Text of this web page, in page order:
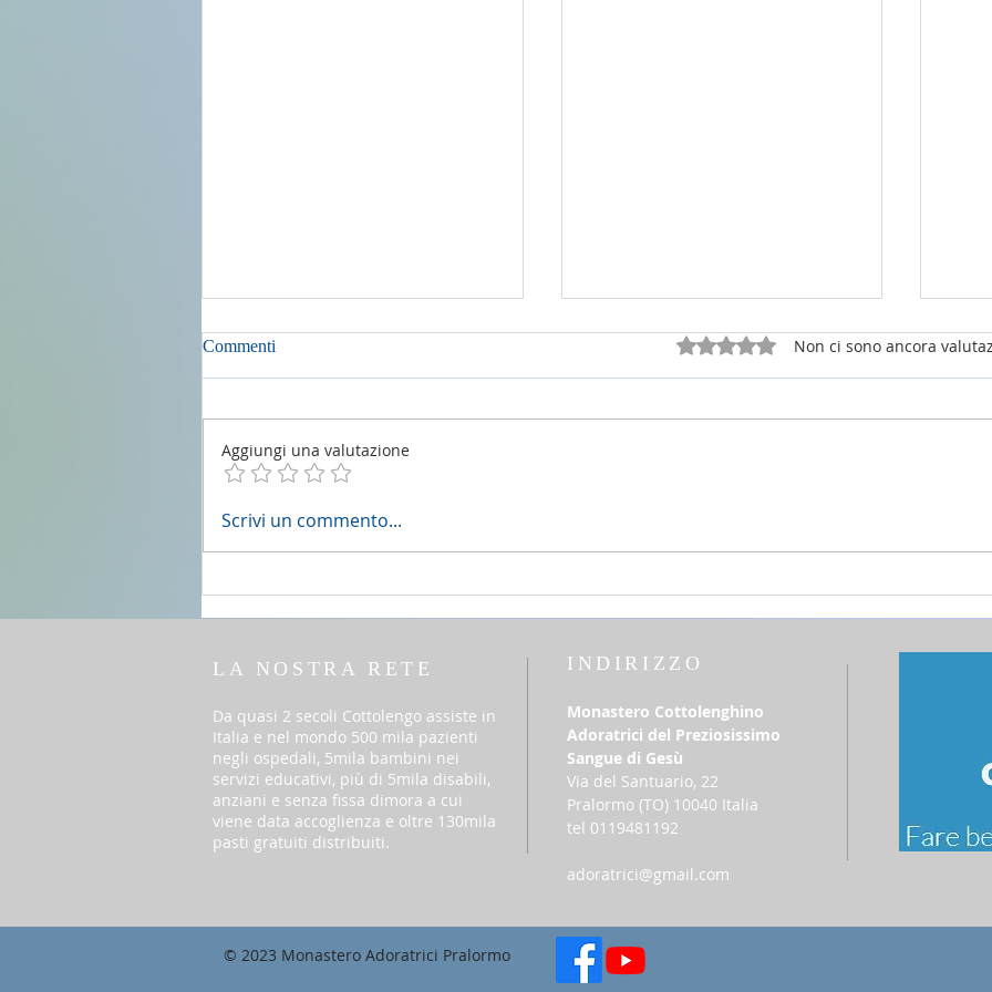
2 agosto 2026 - 18a Domenica
Commenti Valutazione 0 stelle su 5.
Non ci sono ancora
Aggiungi una valutazione
Scrivi un commento...
LA NOSTRA RETE
Da quasi 2 secoli Cottolengo assiste in
Italia e nel mondo 500 mila pazienti
negli ospedali, 5mila bambini nei
servizi educativi, più di 5mila disabili,
anziani e senza fissa dimora a cui
viene data accoglienza e oltre 130mila
pasti gratuiti distribuiti.
INDIRIZZO
Monastero Cottolenghino
Adoratrici del Preziosissimo
Sangue di Gesù
Via del Santuario, 22
​Pralormo (TO) 10040 Italia
tel 0119481192
adoratrici@gmail.com
© 2023 Monastero Adoratrici Pralormo